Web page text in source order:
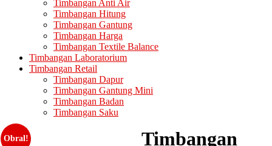
Timbangan Anti Air
Timbangan Hitung
Timbangan Gantung
Timbangan Harga
Timbangan Textile Balance
Timbangan Laboratorium
Timbangan Retail
Timbangan Dapur
Timbangan Gantung Mini
Timbangan Badan
Timbangan Saku
Obral!
Timbangan